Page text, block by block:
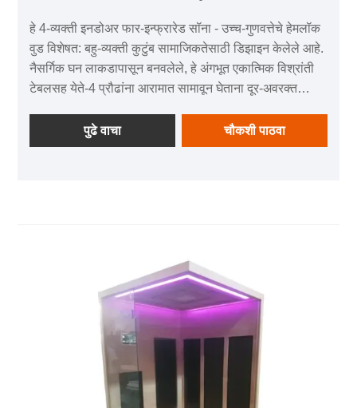
हे 4-व्यक्ती इनडोअर फार-इन्फ्रारेड सॉना - उच्च-गुणवत्तेचे हेमलॉक
वुड विशेषत: बहु-व्यक्ती कुटुंब सामाजिकतेसाठी डिझाइन केलेले आहे.
नैसर्गिक घन लाकडापासून बनवलेले, हे अंगभूत एकात्मिक विश्रांती
टेबलसह येते-4 प्रौढांना आरामात सामावून घेताना दूर-अवरक्त
सामाजिकतेला देखील समर्थन देते. हे "कौटुंबिक/मित्र संमेलन" सह
"सौना विश्रांती" अखंडपणे मिश्रित करते, आधुनिक घरांमध्ये
पुढे वाचा चौकशी पाठवा